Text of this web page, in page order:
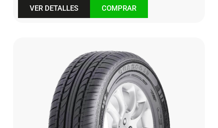
VER DETALLES COMPRAR